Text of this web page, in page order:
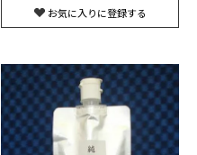
お気に入りに登録する